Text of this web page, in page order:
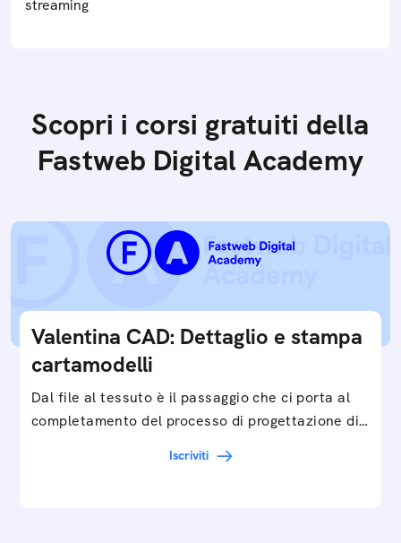
streaming
Scopri i corsi gratuiti della
Fastweb Digital Academy
Valentina CAD: Dettaglio e stampa
cartamodelli
Dal file al tessuto è il passaggio che ci porta al
completamento del processo di progettazione di
Iscriviti